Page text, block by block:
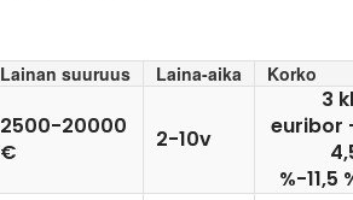
Lainan suuruus Laina-aika Korko
2500-20000
€
2-10v
3
euribor
%-11,5